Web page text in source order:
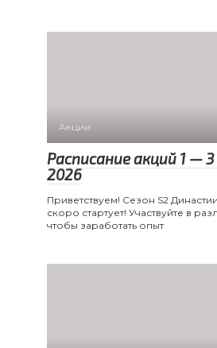
Акции
Расписание акций 1 —
2026
Приветствуем! Сезон S2
скоро стартует! Участвуйте в
чтобы заработать опыт